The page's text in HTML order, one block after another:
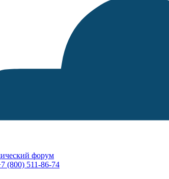
форум
(800) 511-86-74